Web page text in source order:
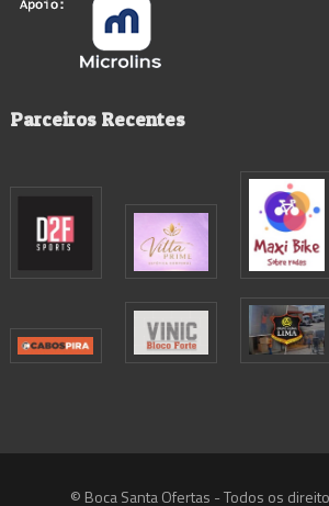
Parceiros Recentes
© Boca Santa Ofertas - Todos os